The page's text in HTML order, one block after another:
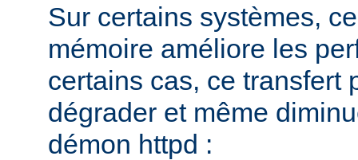
Sur certains systèmes,
mémoire améliore les
certains cas, ce transfert
dégrader et même
démon httpd :